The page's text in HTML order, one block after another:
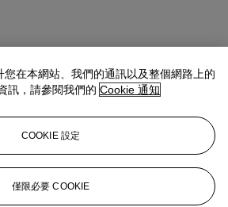
） Chairman of Global Luxury Group
們查詢更多拍品資料
1 212 636 2300
在本網站、我們的通訊以及整個網路上的
訊，請參閱我們的 Cookie 通知
COOKIE 設定
僅限必要 COOKIE